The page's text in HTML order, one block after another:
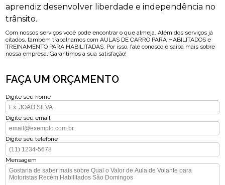
aprendiz desenvolver liberdade e independência no
trânsito.
Com nossos serviços você pode encontrar o que almeja. Além dos serviços já
citados, também trabalhamos com AULAS DE CARRO PARA HABILITADOS e
TREINAMENTO PARA HABILITADAS. Por isso, fale conosco e saiba mais sobre
nossa empresa. Garantimos a sua satisfação!
FAÇA UM ORÇAMENTO
Digite seu nome
Digite seu email
Digite seu telefone
Mensagem